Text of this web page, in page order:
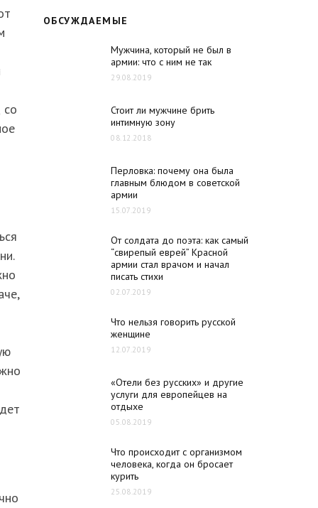
со
ОБСУЖДАЕМЫЕ
Мужчина, который не был в
армии: что с ним не так
29.08.2019
Стоит ли мужчине брить
интимную зону
08.12.2018
Перловка: почему она была
главным блюдом в советской
армии
15.07.2019
От солдата до поэта: как самый
“свирепый еврей” Красной
армии стал врачом и начал
писать стихи
02.07.2019
Что нельзя говорить русской
женщине
12.07.2019
«Отели без русских» и другие
услуги для европейцев на
отдыхе
05.08.2019
Что происходит с организмом
человека, когда он бросает
курить
25.08.2019